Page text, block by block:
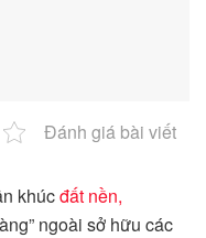
Đánh giá bài viết
khúcđất nền,
ngoài sở hữu các